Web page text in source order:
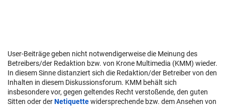
User-Beiträge geben nicht notwendigerweise die Meinung des
Betreibers/der Redaktion bzw. von Krone Multimedia (KMM) wieder.
In diesem Sinne distanziert sich die Redaktion/der Betreiber von den
Inhalten in diesem Diskussionsforum. KMM behält sich
insbesondere vor, gegen geltendes Recht verstoßende, den guten
Sitten oder derNetiquettewidersprechende bzw. dem Ansehen von